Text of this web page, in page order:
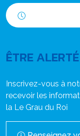
ÊTRE ALERTÉ
Inscrivez-vous à
recevoir les
la Le Grau du Roi